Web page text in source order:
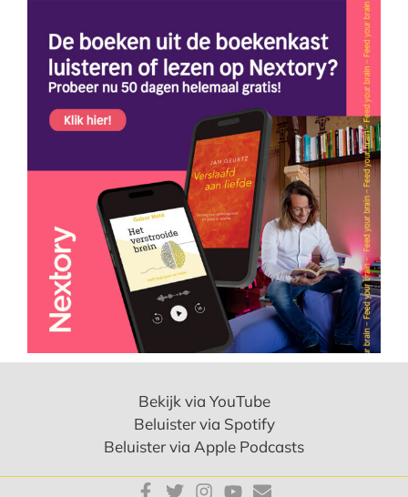
Bekijk via YouTube
Beluister via Spotify
Beluister via Apple Podcasts